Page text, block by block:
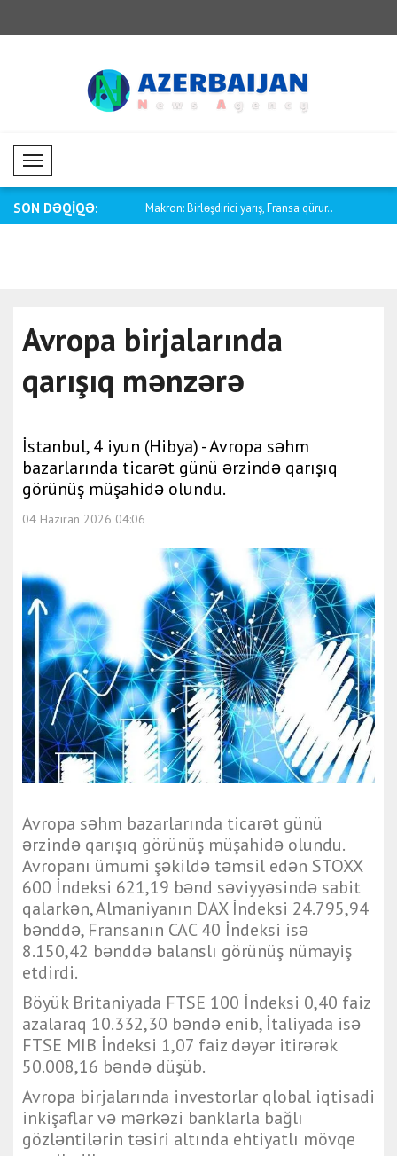
Mobil Menü
SON DƏQİQƏ:
Berruti ilə bağlı başsağ.. Makron: Birləşdirici yarış, Fransa qürur..
Avropa birjalarında
qarışıq mənzərə
İstanbul, 4 iyun (Hibya) - Avropa səhm
bazarlarında ticarət günü ərzində qarışıq
görünüş müşahidə olundu.
04 Haziran 2026 04:06
Avropa səhm bazarlarında ticarət günü
ərzində qarışıq görünüş müşahidə olundu.
Avropanı ümumi şəkildə təmsil edən STOXX
600 İndeksi 621,19 bənd səviyyəsində sabit
qalarkən, Almaniyanın DAX İndeksi 24.795,94
bənddə, Fransanın CAC 40 İndeksi isə
8.150,42 bənddə balanslı görünüş nümayiş
etdirdi.
Böyük Britaniyada FTSE 100 İndeksi 0,40 faiz
azalaraq 10.332,30 bəndə enib, İtaliyada isə
FTSE MIB İndeksi 1,07 faiz dəyər itirərək
50.008,16 bəndə düşüb.
Avropa birjalarında investorlar qlobal iqtisadi
inkişaflar və mərkəzi banklarla bağlı
gözləntilərin təsiri altında ehtiyatlı mövqe